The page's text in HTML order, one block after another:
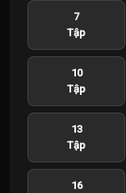
7
Tập
10
Tập
13
Tập
16